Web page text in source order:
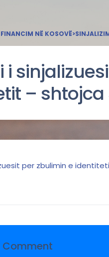
NË KOSOVË>
i
– shtojca
per zbulimin e
Comment